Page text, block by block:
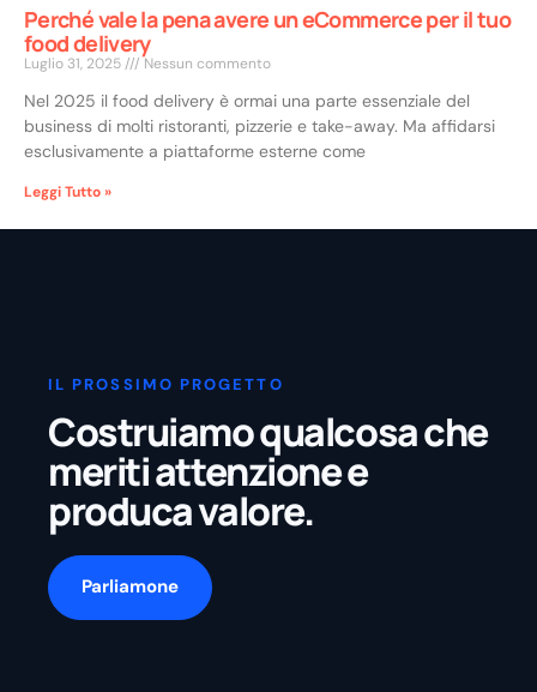
Perché vale la pena avere un eCommerce per il tuo
food delivery
Luglio 31, 2025 Nessun commento
Nel 2025 il food delivery è ormai una parte essenziale del
business di molti ristoranti, pizzerie e take-away. Ma affidarsi
esclusivamente a piattaforme esterne come
Leggi Tutto »
IL PROSSIMO PROGETTO
Costruiamo qualcosa che
meriti attenzione e
produca valore.
Parliamone